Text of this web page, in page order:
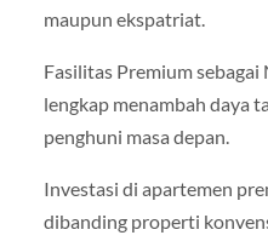
maupun ekspatriat.
Fasilitas Premium sebagai
lengkap menambah daya
penghuni masa depan.
Investasi di apartemen
dibanding properti